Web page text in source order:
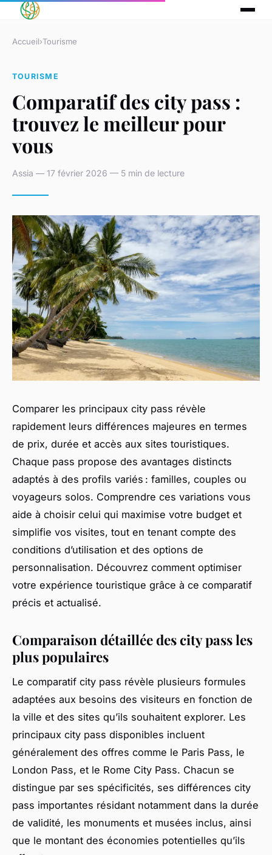
Accueil›Tourisme
TOURISME
Comparatif des city pass :
trouvez le meilleur pour
vous
Assia — 17 février 2026 — 5 min de lecture
Comparer les principaux city pass révèle
rapidement leurs différences majeures en termes
de prix, durée et accès aux sites touristiques.
Chaque pass propose des avantages distincts
adaptés à des profils variés : familles, couples ou
voyageurs solos. Comprendre ces variations vous
aide à choisir celui qui maximise votre budget et
simplifie vos visites, tout en tenant compte des
conditions d’utilisation et des options de
personnalisation. Découvrez comment optimiser
votre expérience touristique grâce à ce comparatif
précis et actualisé.
Comparaison détaillée des city pass les
plus populaires
Le comparatif city pass révèle plusieurs formules
adaptées aux besoins des visiteurs en fonction de
la ville et des sites qu’ils souhaitent explorer. Les
principaux city pass disponibles incluent
généralement des offres comme le Paris Pass, le
London Pass, et le Rome City Pass. Chacun se
distingue par ses spécificités, ses différences city
pass importantes résidant notamment dans la durée
de validité, les monuments et musées inclus, ainsi
que le montant des économies potentielles qu’ils